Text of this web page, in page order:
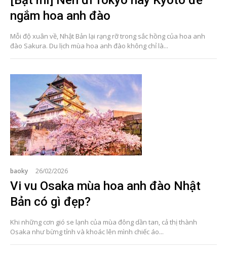
ngắm hoa anh đào
Mỗi độ xuân về, Nhật Bản lại rạng rỡ trong sắc hồng của hoa anh
đào Sakura. Du lịch mùa hoa anh đào không chỉ là...
baoky 26/02/2026
Vi vu Osaka mùa hoa anh đào Nhật
Bản có gì đẹp?
Khi những cơn gió se lạnh của mùa đông dần tan, cả thị thành
Osaka như bừng tỉnh và khoác lên mình chiếc áo...